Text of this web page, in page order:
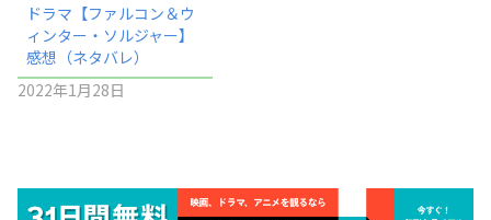
ドラマ【ファルコン＆ウ
ィンター・ソルジャー】
感想（ネタバレ）
2022年1月28日